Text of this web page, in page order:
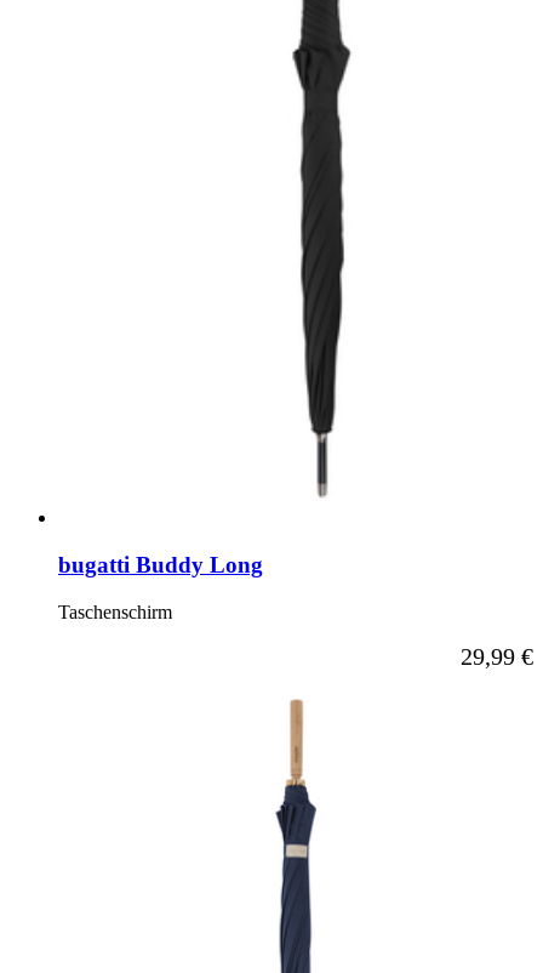
bugatti Buddy Long
Taschenschirm
Ab
29,99 €